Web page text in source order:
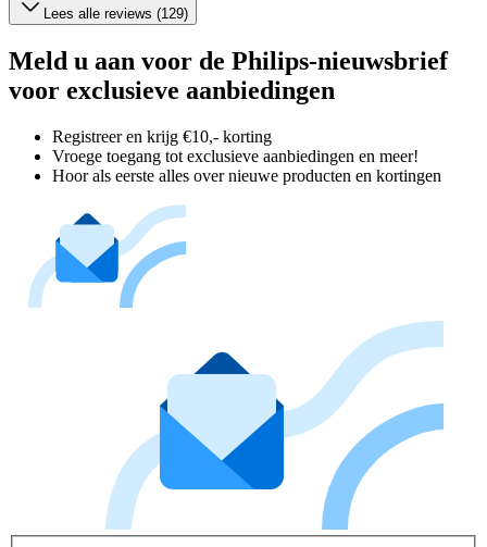
Lees alle reviews (129)
Meld u aan voor de Philips-nieuwsbrief
voor exclusieve aanbiedingen
Registreer en krijg €10,- korting
Vroege toegang tot exclusieve aanbiedingen en meer!
Hoor als eerste alles over nieuwe producten en kortingen